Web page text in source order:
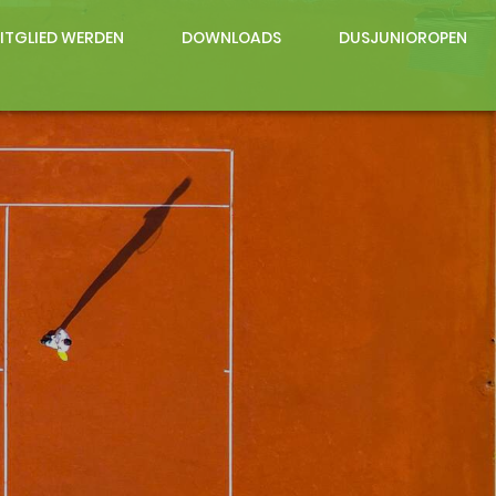
WERDEN DOWNLOADS DUSJUNIOROPEN